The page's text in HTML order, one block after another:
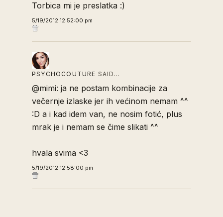
Torbica mi je preslatka :)
5/19/2012 12:52:00 pm
PSYCHOCOUTURE SAID…
@mimi: ja ne postam kombinacije za
večernje izlaske jer ih većinom nemam ^^
:D a i kad idem van, ne nosim fotić, plus
mrak je i nemam se čime slikati ^^
hvala svima <3
5/19/2012 12:58:00 pm